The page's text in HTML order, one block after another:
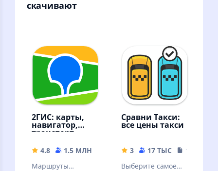
скачивают
2ГИС: карты,
навигатор,
транспорт,
4.8 1.5 МЛН
296.71 MB
Маршруты
Сравни Такси:
все цены такси
3 17 ТЫС
18.99 MB
Выберите самое